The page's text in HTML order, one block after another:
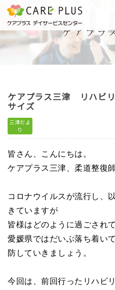
こんな方に
おすすめ
一日体験
リク
ケアプラス三津 リハビ
サイズ
三津だよ
り
皆さん、こんにちは。
ケアプラス三津、柔道整復
コロナウイルスが流行し、
きていますが
皆様はどのように過ごされ
愛媛県ではだいぶ落ち着い
防していきましょう。
今回は、前回行ったリハビ